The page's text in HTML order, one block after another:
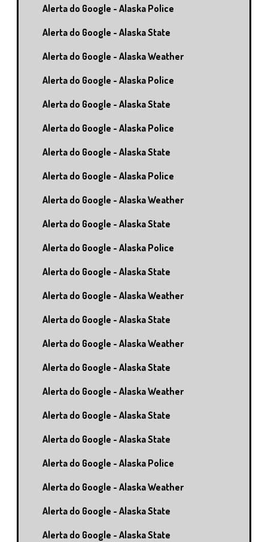
Alerta do Google - Alaska Police
Alerta do Google - Alaska State
Alerta do Google - Alaska Weather
Alerta do Google - Alaska Police
Alerta do Google - Alaska State
Alerta do Google - Alaska Police
Alerta do Google - Alaska State
Alerta do Google - Alaska Police
Alerta do Google - Alaska Weather
Alerta do Google - Alaska State
Alerta do Google - Alaska Police
Alerta do Google - Alaska State
Alerta do Google - Alaska Weather
Alerta do Google - Alaska State
Alerta do Google - Alaska Weather
Alerta do Google - Alaska State
Alerta do Google - Alaska Weather
Alerta do Google - Alaska State
Alerta do Google - Alaska State
Alerta do Google - Alaska Police
Alerta do Google - Alaska Weather
Alerta do Google - Alaska State
Alerta do Google - Alaska State